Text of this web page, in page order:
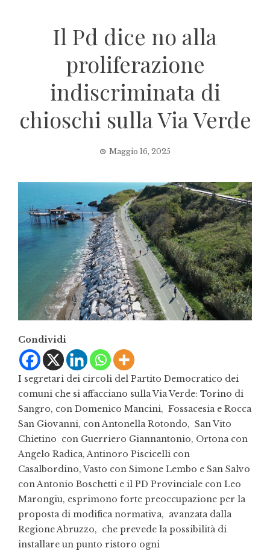
Il Pd dice no alla
proliferazione
indiscriminata di
chioschi sulla Via Verde
Maggio 16, 2025
Condividi
I segretari dei circoli del Partito Democratico dei
comuni che si affacciano sulla Via Verde: Torino di
Sangro, con Domenico Mancini, Fossacesia e Rocca
San Giovanni, con Antonella Rotondo, San Vito
Chietino con Guerriero Giannantonio, Ortona con
Angelo Radica, Antinoro Piscicelli con
Casalbordino, Vasto con Simone Lembo e San Salvo
con Antonio Boschetti e il PD Provinciale con Leo
Marongiu, esprimono forte preoccupazione per la
proposta di modifica normativa, avanzata dalla
Regione Abruzzo, che prevede la possibilità di
installare un punto ristoro ogni